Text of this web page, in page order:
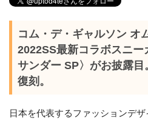
コム・デ・ギャルソン オ
2022SS最新コラボスニー
サンダー SP〉がお披露
復刻。
日本を代表するファッションデ